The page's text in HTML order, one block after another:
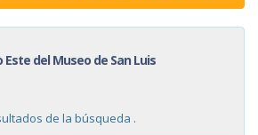
Este del Museo de San Luis
de la búsqueda .